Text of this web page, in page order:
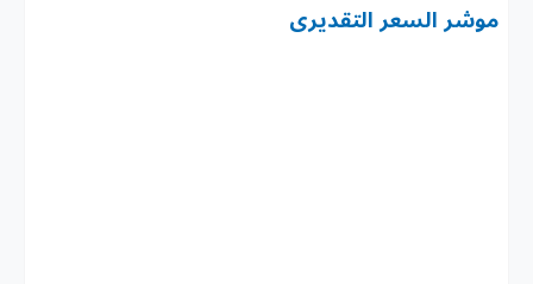
موشر السعر التقديرى